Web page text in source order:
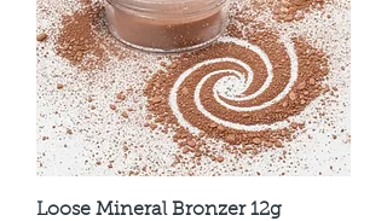
Loose Mineral Bronzer 12g